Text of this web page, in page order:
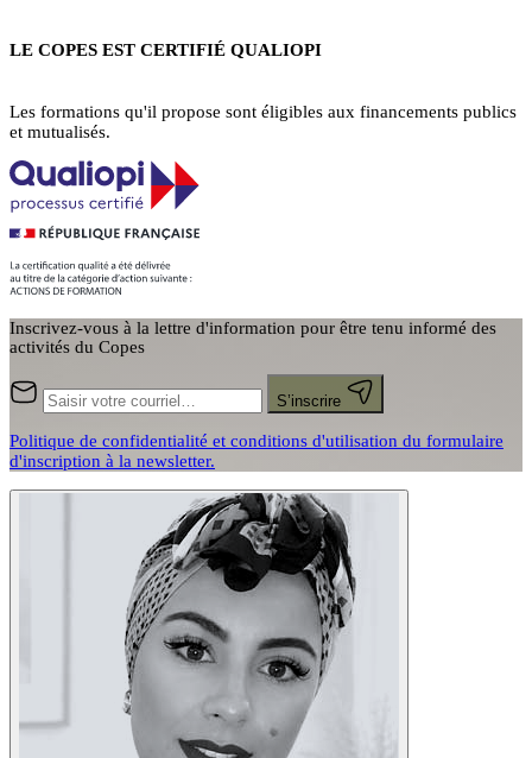
LE COPES EST CERTIFIÉ QUALIOPI
Les formations qu'il propose sont éligibles aux financements publics
et mutualisés.
Inscrivez-vous à la lettre d'information pour être tenu informé des
activités du Copes
S’inscrire
Politique de confidentialité et conditions d'utilisation du formulaire
d'inscription à la newsletter.